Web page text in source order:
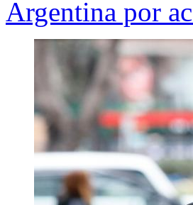
Argentina por